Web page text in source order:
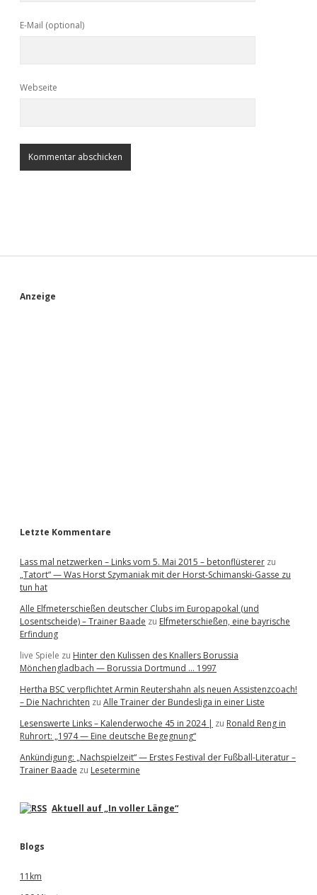
E-Mail (optional)
Webseite
S
Anzeige
Letzte Kommentare
Lass mal netzwerken – Links vom 5. Mai 2015 – betonflüsterer zu
„Tatort“ — Was Horst Szymaniak mit der Horst-Schimanski-Gasse zu
tun hat
Alle Elfmeterschießen deutscher Clubs im Europapokal (und
Losentscheide) – Trainer Baade zu Elfmeterschießen, eine bayrische
Erfindung
live Spiele zu Hinter den Kulissen des Knallers Borussia
Mönchengladbach — Borussia Dortmund … 1997
Hertha BSC verpflichtet Armin Reutershahn als neuen Assistenzcoach!
– Die Nachrichten zu Alle Trainer der Bundesliga in einer Liste
Lesenswerte Links – Kalenderwoche 45 in 2024 | zu Ronald Reng in
Ruhrort: „1974 — Eine deutsche Begegnung“
Ankündigung: „Nachspielzeit“ — Erstes Festival der Fußball-Literatur –
Trainer Baade zu Lesetermine
Aktuell auf „In voller Länge“
Blogs
11km